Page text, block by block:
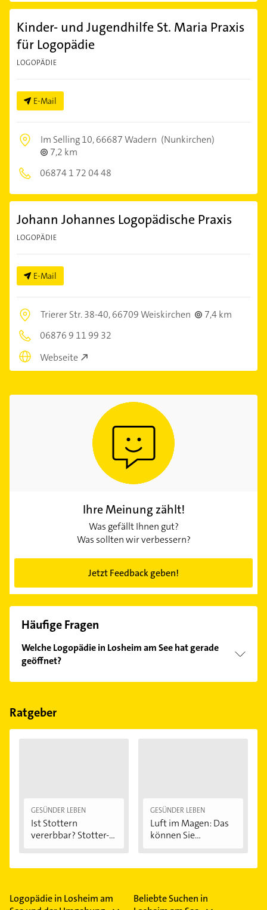
Kinder- und Jugendhilfe St. Maria Praxis
für Logopädie
LOGOPÄDIE
E-Mail
Im Selling 10,66687 Wadern (Nunkirchen)
7,2 km
06874 1 72 04 48
Johann Johannes Logopädische Praxis
LOGOPÄDIE
E-Mail
Trierer Str. 38-40,66709 Weiskirchen
7,4 km
06876 9 11 99 32
Webseite
Ihre Meinung zählt!
Was gefällt Ihnen gut?
Was sollten wir verbessern?
Jetzt Feedback geben!
Häufige Fragen
Welche Logopädie in Losheim am See hat gerade
geöffnet?
Im Anbieter-Bereich finden Sie alleÖffnungszeiten.
Feiertagen abweichen können.
Ratgeber
GESÜNDER LEBEN
Ist Stottern
vererbbar? Stotter-
GESÜNDER LEBEN
Luft im Magen: Das
können Sie...
Logopädie in Losheim am
Beliebte Suchen in